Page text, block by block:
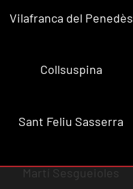
Vilafranca del Penedès
Collsuspina
Sant Feliu Sasserra
Martí Sesgueioles